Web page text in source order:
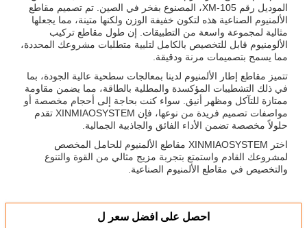
الموديل رقم XM-105، المصنوع بفخر في الصين. تم تصميم مقاطع
الألمنيوم الصناعية هذه لتكون خفيفة الوزن ولكنها متينة، مما يجعلها
مثالية لمجموعة واسعة من التطبيقات. إن طول مقاطع تركيب
الألومنيوم قابل للتخصيص بالكامل لتلبية متطلبات مشروعك المحددة،
مما يسمح بتصميمات مرنة ودقيقة.
تتميز مقاطع إطار الألمنيوم لدينا بمعالجات سطحية عالية الجودة، بما
في ذلك التشطيبات المؤكسدة والمطلية بالطاقة، مما يضمن مقاومة
ممتازة للتآكل ومظهر أنيق. سواء كنت بحاجة إلى أحجام مخصصة أو
مواصفات تصميم فريدة من نوعها، فإن XINMIAOSYSTEM تقدم
حلولاً مخصصة تضمن الأداء الفائق والجاذبية الجمالية.
اختر XINMIAOSYSTEM مقاطع الألمنيوم للحامل المخصص
لمشروعك القادم واستمتع بتجربة مزيج مثالي من القوة والتنوع
والتخصيص في مقاطع الألمنيوم الصناعية.
احصل على افضل سعر ل